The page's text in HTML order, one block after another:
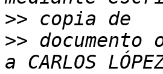
>>
>>